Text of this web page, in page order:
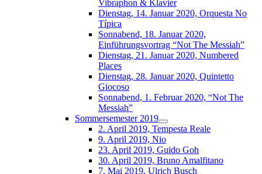
Vibraphon & Klavier
Dienstag, 14. Januar 2020, Orquesta No
Típica
Sonnabend, 18. Januar 2020,
Einführungsvortrag “Not The Messiah”
Dienstag, 21. Januar 2020, Numbered
Places
Dienstag, 28. Januar 2020, Quintetto
Giocoso
Sonnabend, 1. Februar 2020, “Not The
Messiah”
Sommersemester 2019
2. April 2019, Tempesta Reale
9. April 2019, Nio
23. April 2019, Guido Goh
30. April 2019, Bruno Amalfitano
7. Mai 2019, Ulrich Busch